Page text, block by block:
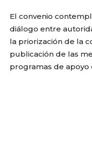
El convenio
diálogo entre
la priorización de la
publicación de las
programas de